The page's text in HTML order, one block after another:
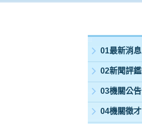
:::
01最新消息
02新聞評鑑
03機關公告
04機關徵才